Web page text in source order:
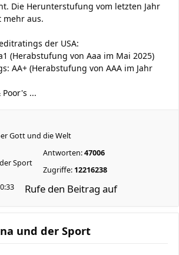
Die Herunterstufung vom letzten Jahr
mehr aus.
der USA:
(Herabstufung von Aaa im Mai 2025)
AA+ (Herabstufung von AAA im Jahr
...
Gott und die Welt
Sport
Antworten:47006
Zugriffe: 12216238
Rufe den Beitrag auf
und der Sport